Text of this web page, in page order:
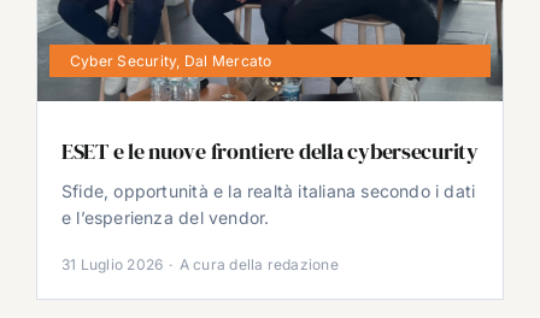
Cyber Security, Dal Mercato
ESET e le nuove frontiere della cybersecurity
Sfide, opportunità e la realtà italiana secondo i dati
e l’esperienza del vendor.
31 Luglio 2026 · A cura della redazione